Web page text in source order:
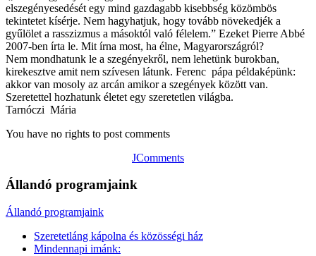
elszegényesedését egy mind gazdagabb kisebbség közömbös
tekintetet kísérje. Nem hagyhatjuk, hogy tovább növekedjék a
gyűlölet a rasszizmus a másoktól való félelem.” Ezeket Pierre Abbé
2007-ben írta le. Mit írna most, ha élne, Magyarországról?
Nem mondhatunk le a szegényekről, nem lehetünk burokban,
kirekesztve amit nem szívesen látunk. Ferenc pápa példaképünk:
akkor van mosoly az arcán amikor a szegények között van.
Szeretettel hozhatunk életet egy szeretetlen világba.
Tarnóczi Mária
You have no rights to post comments
JComments
Állandó programjaink
Állandó programjaink
Szeretetláng kápolna és közösségi ház
Mindennapi imánk: